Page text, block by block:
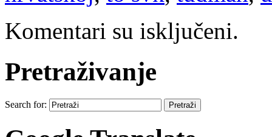
Komentari su isključeni.
Pretraživanje
Search for: